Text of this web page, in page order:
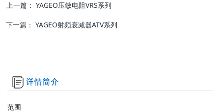
上一篇：YAGEO压敏电阻VRS系列
下一篇：YAGEO射频衰减器ATV系列
范围